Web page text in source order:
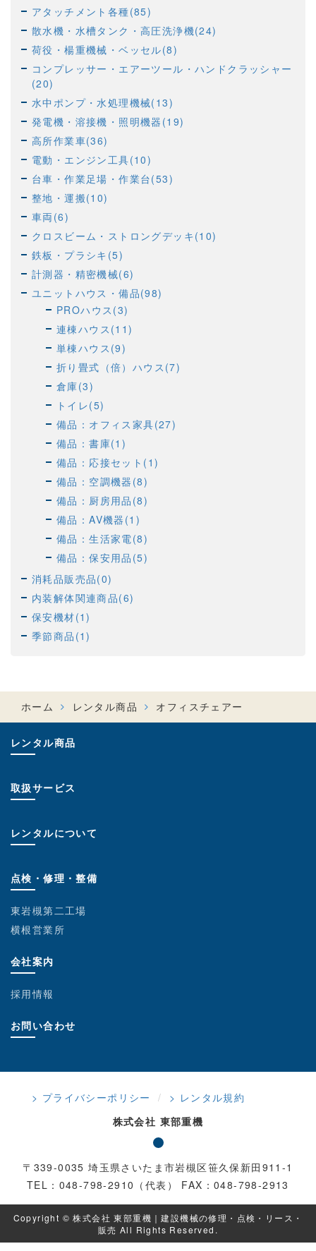
アタッチメント各種(85)
散水機・水槽タンク・高圧洗浄機(24)
荷役・楊重機械・ベッセル(8)
コンプレッサー・エアーツール・ハンドクラッシャー
(20)
水中ポンプ・水処理機械(13)
発電機・溶接機・照明機器(19)
高所作業車(36)
電動・エンジン工具(10)
台車・作業足場・作業台(53)
整地・運搬(10)
車両(6)
クロスビーム・ストロングデッキ(10)
鉄板・プラシキ(5)
計測器・精密機械(6)
ユニットハウス・備品(98)
PROハウス(3)
連棟ハウス(11)
単棟ハウス(9)
折り畳式（倍）ハウス(7)
倉庫(3)
トイレ(5)
備品：オフィス家具(27)
備品：書庫(1)
備品：応接セット(1)
備品：空調機器(8)
備品：厨房用品(8)
備品：AV機器(1)
備品：生活家電(8)
備品：保安用品(5)
消耗品販売品(0)
内装解体関連商品(6)
保安機材(1)
季節商品(1)
ホーム レンタル商品 オフィスチェアー
レンタル商品
取扱サービス
レンタルについて
点検・修理・整備
東岩槻第二工場
横根営業所
会社案内
採用情報
お問い合わせ
> プライバシーポリシー
> レンタル規約
株式会社 東部重機
〒339-0035 埼玉県さいたま市岩槻区笹久保新田911-1
TEL：048-798-2910（代表） FAX：048-798-2913
Copyright © 株式会社 東部重機｜建設機械の修理・点検・リース・
販売 All Rights Reserved.